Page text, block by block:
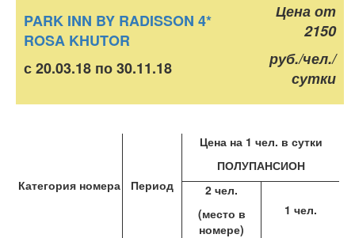
PARK INN BY RADISSON 4*
ROSA KHUTOR
с 20.03.18 по 30.11.18
Цена от
2150
руб./чел./
сутки
Категория номера Период
Цена на 1 чел. в сутки
ПОЛУПАНСИОН
2 чел.
(место в
номере)
1 чел.